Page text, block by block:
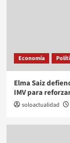
Economía
Elma Saiz
IMV para
soloactualidad